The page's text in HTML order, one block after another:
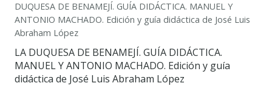
DUQUESA DE BENAMEJÍ. GUÍA DIDÁCTICA. MANUEL Y
ANTONIO MACHADO. Edición y guía didáctica de José Luis
Abraham López
LA DUQUESA DE BENAMEJÍ. GUÍA DIDÁCTICA.
MANUEL Y ANTONIO MACHADO. Edición y guía
didáctica de José Luis Abraham López